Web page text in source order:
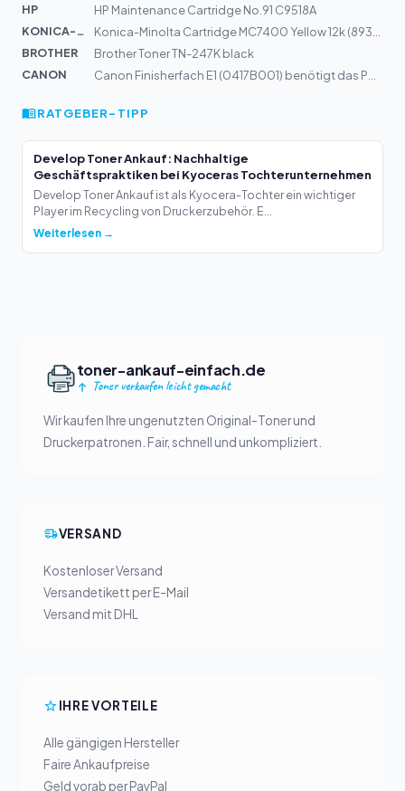
HP
HP Maintenance Cartridge No.91 C9518A
KONICA-MIN...
BROTHER
Brother Toner TN-247K black
CANON
RATGEBER-TIPP
Develop Toner Ankauf: Nachhaltige
Geschäftspraktiken bei Kyoceras Tochterunternehmen
Develop Toner Ankauf ist als Kyocera-Tochter ein wichtiger
Player im Recycling von Druckerzubehör. E...
Weiterlesen →
toner-ankauf-einfach.de
Toner verkaufen leicht gemacht
Wir kaufen Ihre ungenutzten Original-Toner und
Druckerpatronen. Fair, schnell und unkompliziert.
VERSAND
Kostenloser Versand
Versandetikett per E-Mail
Versand mit DHL
IHRE VORTEILE
Alle gängigen Hersteller
Faire Ankaufpreise
Geld vorab per PayPal